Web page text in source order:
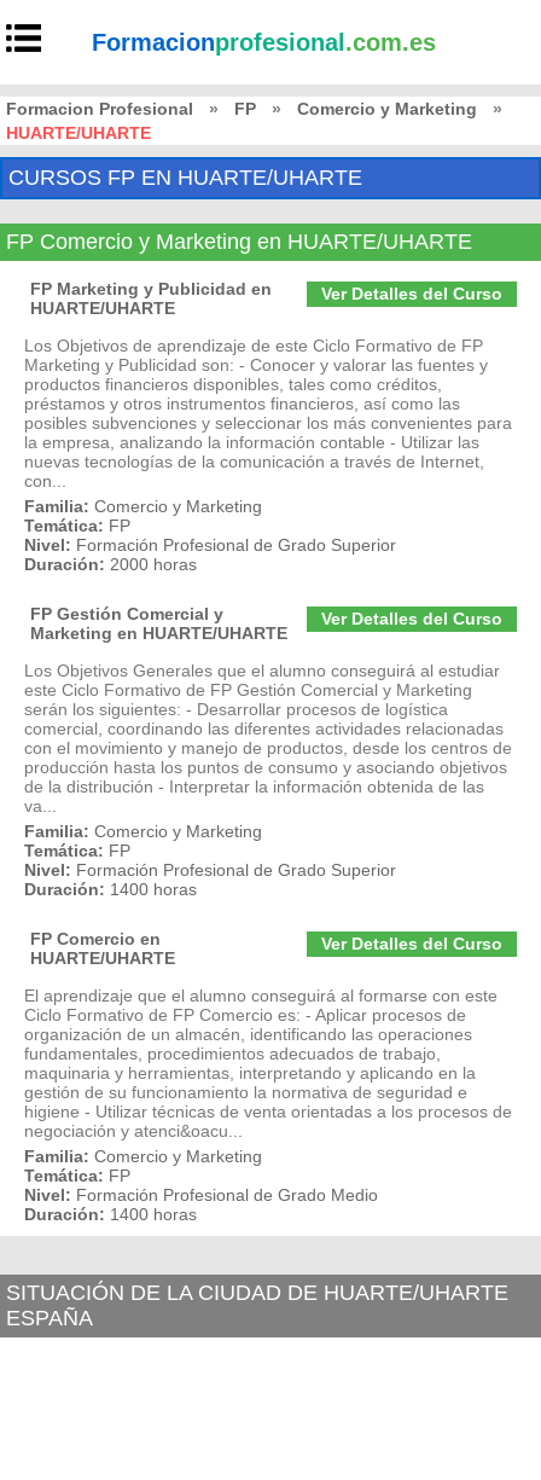
Formacionprofesional .com.es
Formacion Profesional » FP » Comercio y Marketing
»
HUARTE/UHARTE
CURSOS FP EN HUARTE/UHARTE
FP Comercio y Marketing en HUARTE/UHARTE
Ver Detalles del Curso
FP Marketing y Publicidad en
HUARTE/UHARTE
Los Objetivos de aprendizaje de este Ciclo Formativo de FP
Marketing y Publicidad son: - Conocer y valorar las fuentes y
productos financieros disponibles, tales como créditos,
préstamos y otros instrumentos financieros, así como las
posibles subvenciones y seleccionar los más convenientes para
la empresa, analizando la información contable - Utilizar las
nuevas tecnologías de la comunicación a través de Internet,
con...
Familia: Comercio y Marketing
Temática: FP
Nivel: Formación Profesional de Grado Superior
Duración: 2000 horas
Ver Detalles del Curso
FP Gestión Comercial y
Marketing en HUARTE/UHARTE
Los Objetivos Generales que el alumno conseguirá al estudiar
este Ciclo Formativo de FP Gestión Comercial y Marketing
serán los siguientes: - Desarrollar procesos de logística
comercial, coordinando las diferentes actividades relacionadas
con el movimiento y manejo de productos, desde los centros de
producción hasta los puntos de consumo y asociando objetivos
de la distribución - Interpretar la información obtenida de las
va...
Familia: Comercio y Marketing
Temática: FP
Nivel: Formación Profesional de Grado Superior
Duración: 1400 horas
Ver Detalles del Curso
FP Comercio en
HUARTE/UHARTE
El aprendizaje que el alumno conseguirá al formarse con este
Ciclo Formativo de FP Comercio es: - Aplicar procesos de
organización de un almacén, identificando las operaciones
fundamentales, procedimientos adecuados de trabajo,
maquinaria y herramientas, interpretando y aplicando en la
gestión de su funcionamiento la normativa de seguridad e
higiene - Utilizar técnicas de venta orientadas a los procesos de
negociación y atenci&oacu...
Familia: Comercio y Marketing
Temática: FP
Nivel: Formación Profesional de Grado Medio
Duración: 1400 horas
SITUACIÓN DE LA CIUDAD DE HUARTE/UHARTE
ESPAÑA